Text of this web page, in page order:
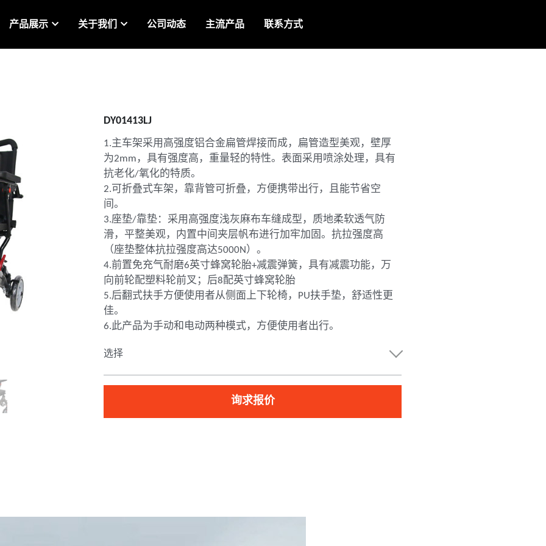
产品展示 关于我们 公司动态 主流产品 联系方式
DY01413LJ
1.主车架采用高强度铝合金扁管焊接而成，扁管造型美观，壁厚
为2mm，具有强度高，重量轻的特性。表面采用喷涂处理，具有
抗老化/氧化的特质。
2.可折叠式车架，靠背管可折叠，方便携带出行，且能节省空
间。
3.座垫/靠垫：采用高强度浅灰麻布车缝成型，质地柔软透气防
滑，平整美观，内置中间夹层帆布进行加牢加固。抗拉强度高
（座垫整体抗拉强度高达5000N）。
4.前置免充气耐磨6英寸蜂窝轮胎+减震弹簧，具有减震功能，万
向前轮配塑料轮前叉；后8配英寸蜂窝轮胎
5.后翻式扶手方便使用者从侧面上下轮椅，PU扶手垫，舒适性更
佳。
6.此产品为手动和电动两种模式，方便使用者出行。
选择
询求报价